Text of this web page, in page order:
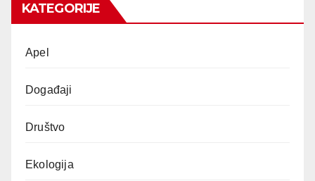
KATEGORIJE
Apel
Događaji
Društvo
Ekologija